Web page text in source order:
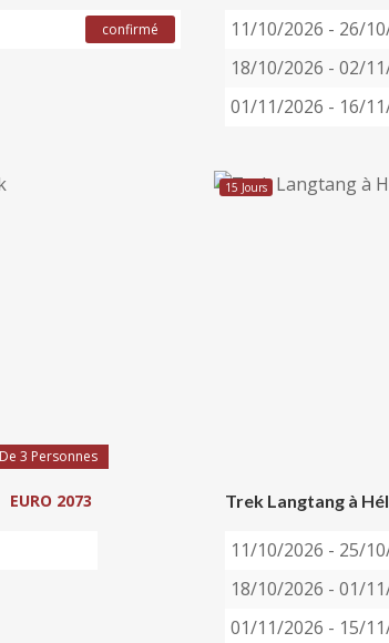
confirmé
11/10/2026 - 26/
18/10/2026 - 02/
01/11/2026 - 16/
3 Personnes
EURO 2073
15 Jours
Trek Langtang à
11/10/2026 - 25/
18/10/2026 - 01/
01/11/2026 - 15/